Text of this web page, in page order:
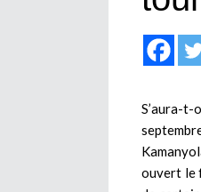
S’aura-
ouvert le